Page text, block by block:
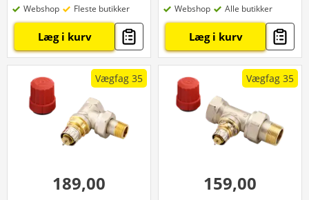
Webshop
Fleste butikker
Læg i kurv
Webshop
Alle butikker
Læg i kurv
Vægfag 35
189,00
Vægfag 35
159,00